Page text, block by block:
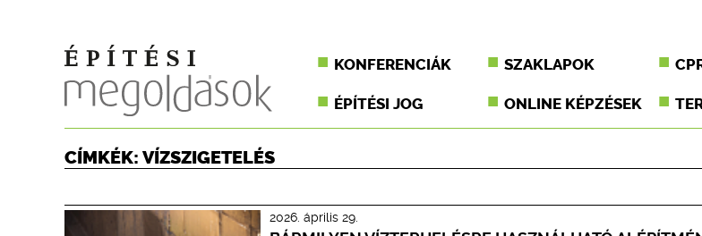
KONFERENCIÁK SZAKLAPOK
ÉPÍTÉSI JOG ONLINE KÉPZÉSEK
CÍMKÉK: VÍZSZIGETELÉS
2026. április 29.